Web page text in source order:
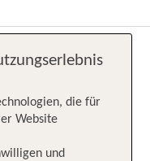
die für
Website
und